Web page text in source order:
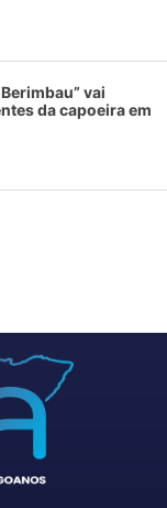
vai
da capoeira em